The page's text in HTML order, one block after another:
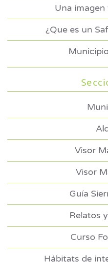
Una imagen
¿Que es un
Visor
Visor
Guía
Relatos
Curso
Hábitats de